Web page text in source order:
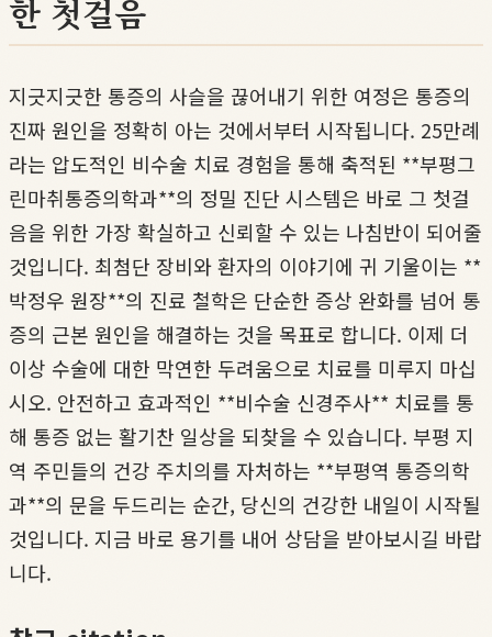
한 첫걸음
지긋지긋한 통증의 사슬을 끊어내기 위한 여정은 통증의
진짜 원인을 정확히 아는 것에서부터 시작됩니다. 25만례
라는 압도적인 비수술 치료 경험을 통해 축적된 **부평그
린마취통증의학과**의 정밀 진단 시스템은 바로 그 첫걸
음을 위한 가장 확실하고 신뢰할 수 있는 나침반이 되어줄
것입니다. 최첨단 장비와 환자의 이야기에 귀 기울이는 **
박정우 원장**의 진료 철학은 단순한 증상 완화를 넘어 통
증의 근본 원인을 해결하는 것을 목표로 합니다. 이제 더
이상 수술에 대한 막연한 두려움으로 치료를 미루지 마십
시오. 안전하고 효과적인 **비수술 신경주사** 치료를 통
해 통증 없는 활기찬 일상을 되찾을 수 있습니다. 부평 지
역 주민들의 건강 주치의를 자처하는 **부평역 통증의학
과**의 문을 두드리는 순간, 당신의 건강한 내일이 시작될
것입니다. 지금 바로 용기를 내어 상담을 받아보시길 바랍
니다.